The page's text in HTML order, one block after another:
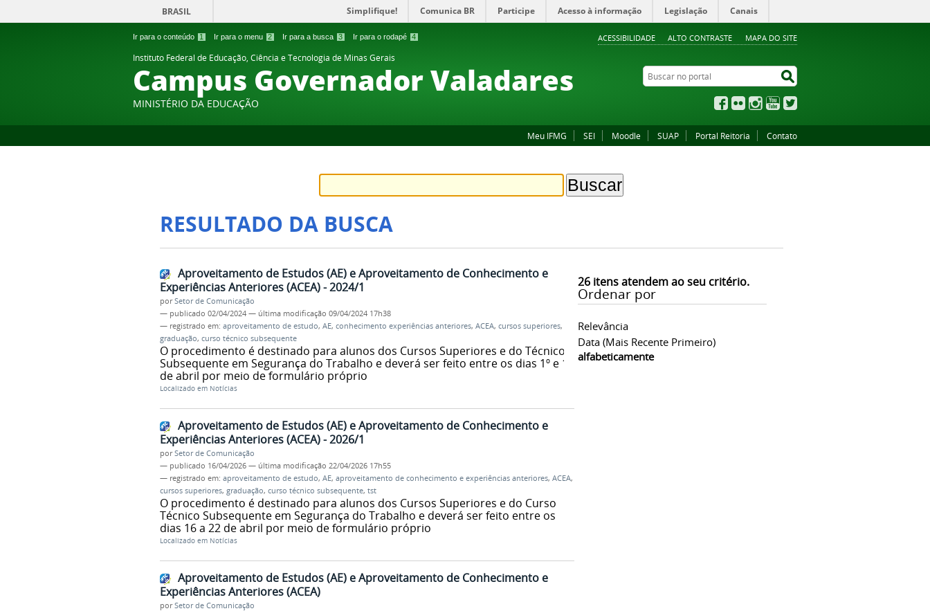
Ir para o conteúdo 1 Ir para o menu 2 Ir para a busca 3 Ir para o rodapé 4 ACESSIBILIDADE ALTO CONTRASTE MAPA DO SITE
BRASIL Simplifique! Comunica BR Participe Acesso à informação Legislação Canais
Instituto Federal de Educação, Ciência e Tecnologia de Minas Gerais
Campus Governador Valadares
MINISTÉRIO DA EDUCAÇÃO
Buscar no portal
Facebook
Flickr InstagramYouTube
Meu IFMG SEI Moodle SUAP Portal Reitoria Contato
RESULTADO DA BUSCA
26itens atendem ao seu critério.
Ordenar por
Relevância
Data (mais Recente Primeiro)
alfabeticamente
Aproveitamento de Estudos (AE) e Aproveitamento de Conhecimento e
Experiências Anteriores (ACEA) - 2024/1
porSetor de Comunicação
— publicado 02/04/2024 — última modificação 09/04/2024 17h38
— registrado em: aproveitamento de estudo, AE, conhecimento experiências anteriores, ACEA, cursos superiores,
graduação, curso técnico subsequente
O procedimento é destinado para alunos dos Cursos Superiores e do Técnico
Subsequente em Segurança do Trabalho e deverá ser feito entre os dias 1º e 14
de abril por meio de formulário próprio
Localizado em Notícias
Aproveitamento de Estudos (AE) e Aproveitamento de Conhecimento e
Experiências Anteriores (ACEA) - 2026/1
porSetor de Comunicação
— publicado 16/04/2026 — última modificação 22/04/2026 17h55
— registrado em: aproveitamento de estudo, AE, aproveitamento de conhecimento e experiências anteriores, ACEA,
cursos superiores, graduação, curso técnico subsequente, tst
O procedimento é destinado para alunos dos Cursos Superiores e do Curso
Técnico Subsequente em Segurança do Trabalho e deverá ser feito entre os
dias 16 a 22 de abril por meio de formulário próprio
Localizado em Notícias
Aproveitamento de Estudos (AE) e Aproveitamento de Conhecimento e
Experiências Anteriores (ACEA)
porSetor de Comunicação